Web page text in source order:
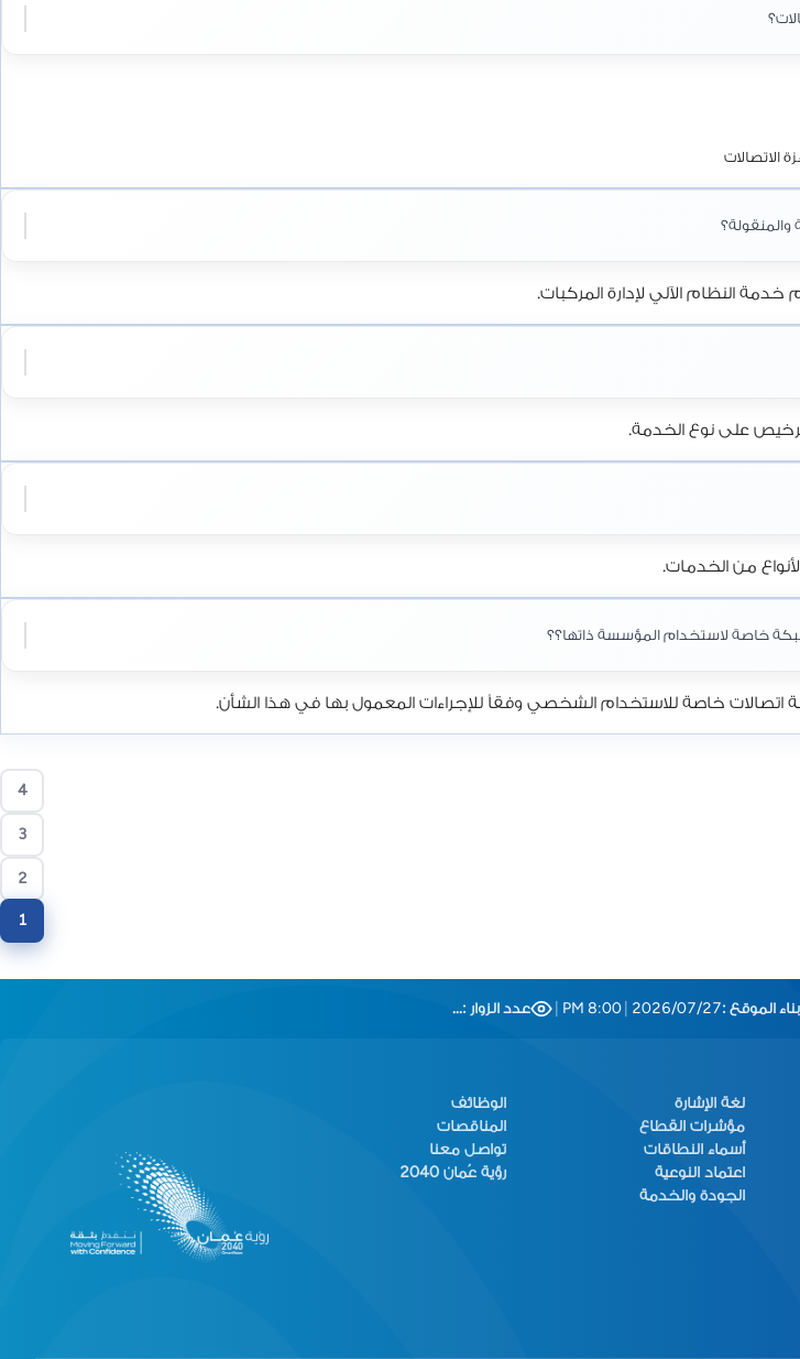
الاتصالات
والمنقولة؟
النظام الآلي لإدارة المركبات.
على نوع الخدمة.
من الخدمات.
خاصة لاستخدام المؤسسة ذاتها؟؟
خاصة للاستخدام الشخصي وفقاً للإجراءات المعمول بها في هذا الشأن.
4
3
2
1
بناء الموقع :2026/07/27
8:00 PM عدد الزوار :...
لغة الإشارة
مؤشرات القطاع
أسماء النطاقات
اعتماد النوعية
الجودة والخدمة
الوظائف
المناقصات
تواصل معنا
رؤية عُمان 2040